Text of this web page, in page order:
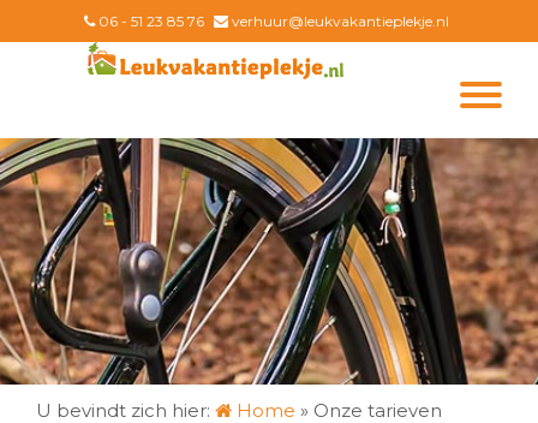
06 - 51 23 85 76 verhuur@leukvakantieplekje.nl
U bevindt zich hier: Home » Onze tarieven